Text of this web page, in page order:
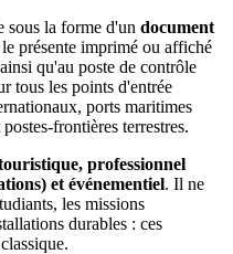
sous la forme d'un document
présente imprimé ou affiché
qu'au poste de contrôle
tous les points d'entrée
ports maritimes
frontières terrestres.
professionnel
et événementiel. Il ne
les missions
durables : ces